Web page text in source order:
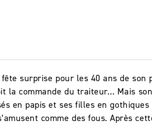
surprise pour les 40 ans de
la commande du traiteur… Mais
en papis et ses filles en
comme des fous. Après